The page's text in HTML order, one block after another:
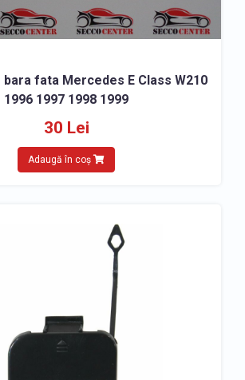
bara fata Mercedes E Class W210
1996 1997 1998 1999
30 Lei
Adaugă în coș